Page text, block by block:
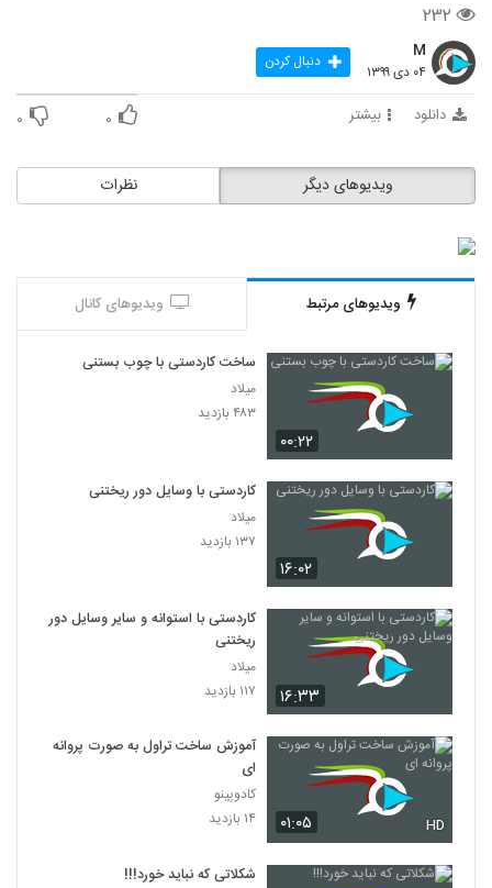
۲۳۲
M
۰۴ دی ۱۳۹۹ دنبال کردن
دانلود بیشتر ۰ ۰
نظرات ویدیوهای دیگر
ویدیوهای مرتبط ویدیوهای کانال
۰۰:۲۲
ساخت کاردستی با چوب بستنی‌
میلاد
۴۸۳ بازدید
۱۶:۰۲
کاردستی با وسایل دور ریختنی
میلاد
۱۳۷ بازدید
۱۶:۳۳
کاردستی با استوانه و سایر وسایل دور
ریختنی
میلاد
۱۱۷ بازدید
۰۱:۰۵ HD
آموزش ساخت تراول به صورت پروانه
ای
کادوپینو
۱۴ بازدید
شکلاتی که نباید خورد!!!